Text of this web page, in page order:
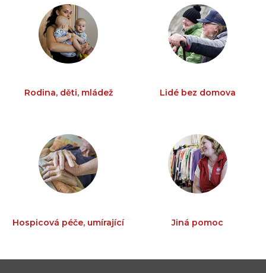
Rodina, děti, mládež Lidé bez domova
Hospicová péče, umírající Jiná pomoc